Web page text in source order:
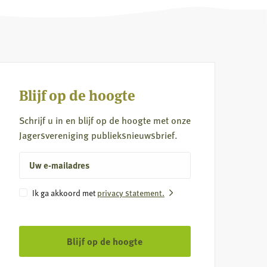
Blijf op de hoogte
Schrijf u in en blijf op de hoogte met onze
Jagersvereniging publieksnieuwsbrief.
mailadres
Instemming
Ik ga akkoord met privacy statement.